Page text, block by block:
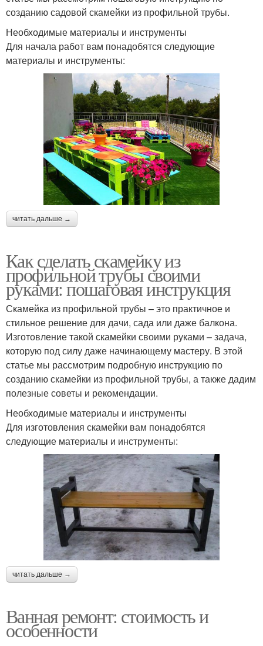
созданию садовой скамейки из профильной трубы.
Необходимые материалы и инструменты
Для начала работ вам понадобятся следующие
материалы и инструменты:
читать дальше →
Как сделать скамейку из
профильной трубы своими
руками: пошаговая инструкция
Скамейка из профильной трубы – это практичное и
стильное решение для дачи, сада или даже балкона.
Изготовление такой скамейки своими руками – задача,
которую под силу даже начинающему мастеру. В этой
статье мы рассмотрим подробную инструкцию по
созданию скамейки из профильной трубы, а также дадим
полезные советы и рекомендации.
Необходимые материалы и инструменты
Для изготовления скамейки вам понадобятся
следующие материалы и инструменты:
читать дальше →
Ванная ремонт: стоимость и
особенности